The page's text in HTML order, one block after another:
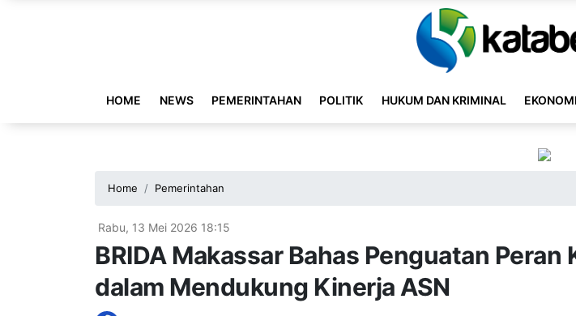
HOME NEWS PEMERINTAHAN POLITIK HUKUM DAN KRIMINAL EKONOMI
Home Pemerintahan
Rabu, 13 Mei 2026 18:15
BRIDA Makassar Bahas Penguatan Peran
dalam Mendukung Kinerja ASN